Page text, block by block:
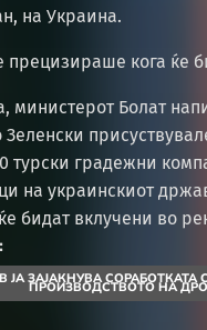
на Украина.
прецизираше кога ќе
министерот Болат
Зеленски
турски градежни
на украинскиот
бидат вклучени во
ЈА ЗАЈАКНУВА СОРАБОТКАТА
ПРОИЗВОДСТВОТО НА